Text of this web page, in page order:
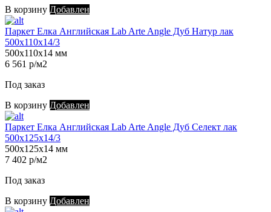
В корзину Добавлен
Паркет Елка Английская Lab Arte Angle Дуб Натур лак
500х110х14/3
500х110х14 мм
6 561 р/м2
Под заказ
В корзину Добавлен
Паркет Елка Английская Lab Arte Angle Дуб Селект лак
500х125х14/3
500х125х14 мм
7 402 р/м2
Под заказ
В корзину Добавлен